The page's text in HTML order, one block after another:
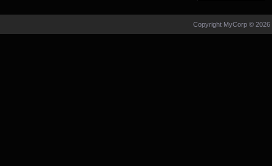
Copyright MyCorp © 2026